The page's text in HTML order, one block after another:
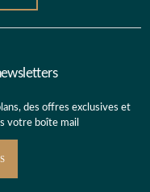
des offres exclusives et
votre boîte mail